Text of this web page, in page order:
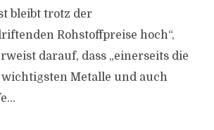
bleibt trotz der
Rohstoffpreise hoch“,
darauf, dass „einerseits die
Metalle und auch